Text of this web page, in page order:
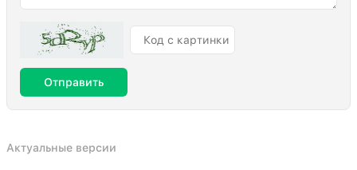
Отправить
Актуальные версии